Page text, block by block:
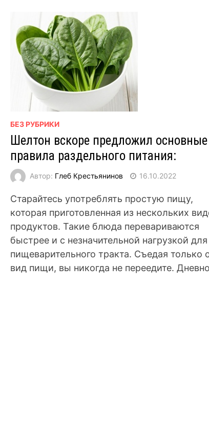
БЕЗ РУБРИКИ
Шелтон вскоре предложил основные
правила раздельного питания:
Автор: Глеб Крестьянинов 16.10.2022
Старайтесь употреблять простую пищу,
которая приготовленная из нескольких
продуктов. Такие блюда перевариваются
быстрее и с незначительной нагрузкой для
пищеварительного тракта. Съедая только
вид пищи, вы никогда не переедите.